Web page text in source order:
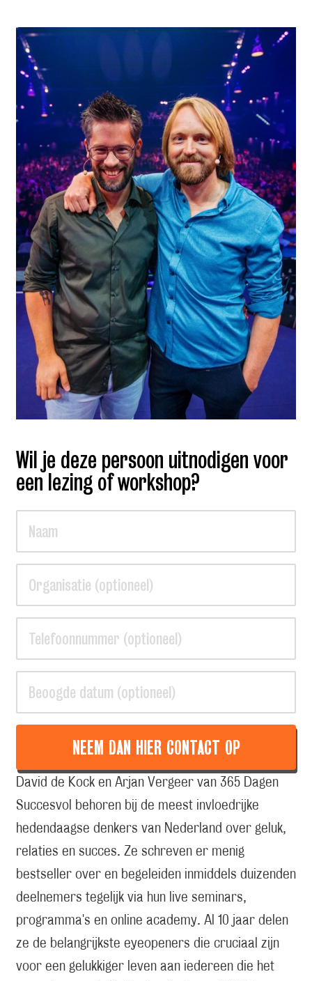
Wil je deze persoon uitnodigen voor
een lezing of workshop?
NEEM DAN HIER CONTACT OP
David de Kock en Arjan Vergeer van 365 Dagen
Succesvol behoren bij de meest invloedrijke
hedendaagse denkers van Nederland over geluk,
relaties en succes. Ze schreven er menig
bestseller over en begeleiden inmiddels duizenden
deelnemers tegelijk via hun live seminars,
programma's en online academy. Al 10 jaar delen
ze de belangrijkste eyeopeners die cruciaal zijn
voor een gelukkiger leven aan iedereen die het